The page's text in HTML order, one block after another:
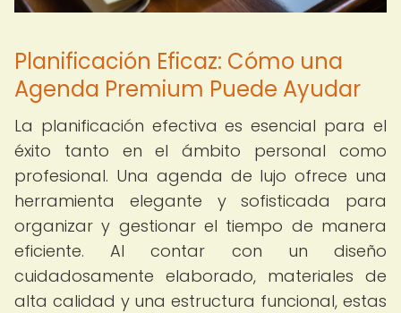
Planificación Eficaz: Cómo una
Agenda Premium Puede Ayudar
La planificación efectiva es esencial para el
éxito tanto en el ámbito personal como
profesional. Una agenda de lujo ofrece una
herramienta elegante y sofisticada para
organizar y gestionar el tiempo de manera
eficiente. Al contar con un diseño
cuidadosamente elaborado, materiales de
alta calidad y una estructura funcional, estas